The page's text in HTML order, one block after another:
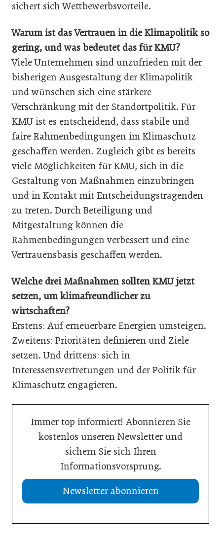
sichert sich Wettbewerbsvorteile.
Warum ist das Vertrauen in die Klimapolitik so
gering, und was bedeutet das für KMU?
Viele Unternehmen sind unzufrieden mit der
bisherigen Ausgestaltung der Klimapolitik
und wünschen sich eine stärkere
Verschränkung mit der Standortpolitik. Für
KMU ist es entscheidend, dass stabile und
faire Rahmenbedingungen im Klimaschutz
geschaffen werden. Zugleich gibt es bereits
viele Möglichkeiten für KMU, sich in die
Gestaltung von Maßnahmen einzubringen
und in Kontakt mit Entscheidungstragenden
zu treten. Durch Beteiligung und
Mitgestaltung können die
Rahmenbedingungen verbessert und eine
Vertrauensbasis geschaffen werden.
Welche drei Maßnahmen sollten KMU jetzt
setzen, um klimafreundlicher zu
wirtschaften?
Erstens: Auf erneuerbare Energien umsteigen.
Zweitens: Prioritäten definieren und Ziele
setzen. Und drittens: sich in
Interessensvertretungen und der Politik für
Klimaschutz engagieren.
Immer top informiert! Abonnieren Sie
kostenlos unseren Newsletter und
sichern Sie sich Ihren
Informationsvorsprung.
Newsletter abonnieren